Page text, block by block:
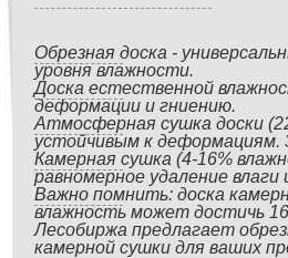
Обрезная доска -
уровня влажности.
Доска естественной
деформации и гниению.
Атмосферная сушка доски
устойчивым к деформациям.
Камерная сушка (4-16%
равномерное удаление влаги
Важно помнить: доска
влажность может достичь
Лесобиржа предлагает
камерной сушки для ваших